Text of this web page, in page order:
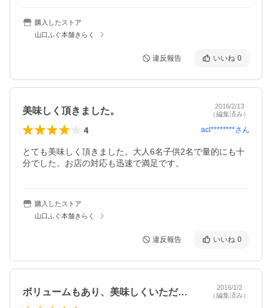
購入したストア
山口ふぐ本舗きらく
違反報告 いいね 0
美味しく頂きました。
2016/2/13
（編集済み）
4 acl********さん
とても美味しく頂きました。大人6名子供2名で量的にも十
分でした。お店の対応も迅速で満足です。
購入したストア
山口ふぐ本舗きらく
違反報告 いいね 0
ボリュームもあり、美味しくいただきまし…
2016/1/2
（編集済み）